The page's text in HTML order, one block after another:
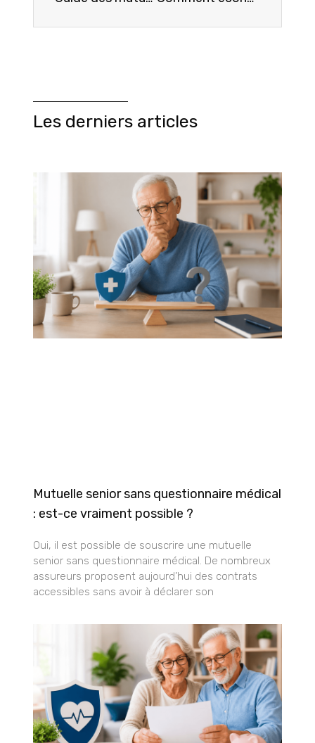
Les derniers articles
Mutuelle senior sans questionnaire médical
: est-ce vraiment possible ?
Oui, il est possible de souscrire une mutuelle
senior sans questionnaire médical. De nombreux
assureurs proposent aujourd’hui des contrats
accessibles sans avoir à déclarer son